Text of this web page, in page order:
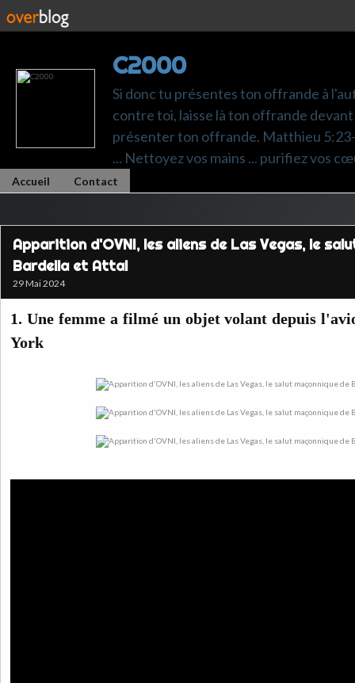
C2000
Si donc tu présentes ton offrande à
contre toi, laisse là ton offrande
présenter ton offrande. Matthieu 5:23-
... Nettoyez vos mains ... purifiez vos
Accueil Contact
Apparition d'OVNI, les aliens de Las Vegas, le
Bardella et Attal
29 Mai 2024
1. Une femme a filmé un objet volant depuis
York